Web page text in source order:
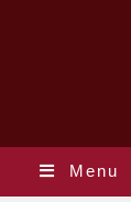
Menu